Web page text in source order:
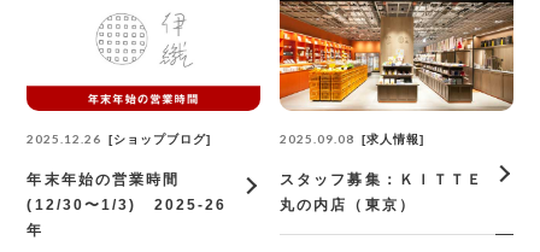
2025.12.26 ショップブログ
年末年始の営業時間
(12/30〜1/3) 2025-26
年
2025.09.08 求人情報
スタッフ募集：ＫＩＴＴＥ
丸の内店（東京）